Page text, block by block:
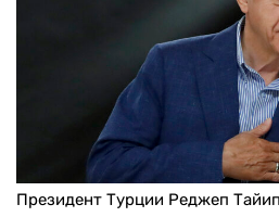
Президент Турции Реджеп